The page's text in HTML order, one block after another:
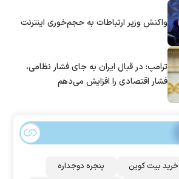
واکنش وزیر ارتباطات به حجم‌خوری اینترنت
ترامپ: در قبال ایران به جای فشار نظامی،
فشار اقتصادی را افزایش می‌دهم
خرید بیت کوین
پنجره دوجداره